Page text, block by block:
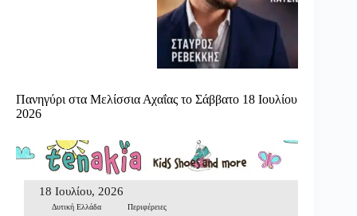
Πανηγύρι στα Μελίσσια Αχαΐας το Σάββατο 18 Ιουλίου
2026
18 Ιουλίου, 2026
Δυτική Ελλάδα Περιφέρειες